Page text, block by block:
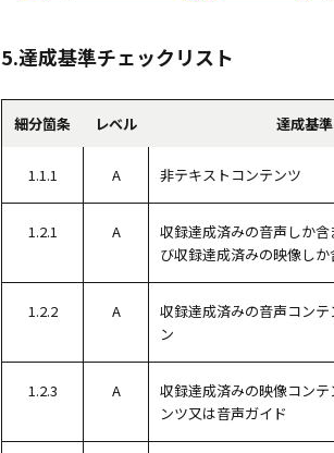
5.達成基準チェックリスト
細分箇条 レベル 達成基準
1.1.1 A 非テキストコンテンツ
1.2.1 A
収録達成済みの音声しか
び収録達成済みの映像し
1.2.2 A
収録達成済みの音声コン
ン
1.2.3 A
収録達成済みの映像コン
ンツ又は音声ガイド